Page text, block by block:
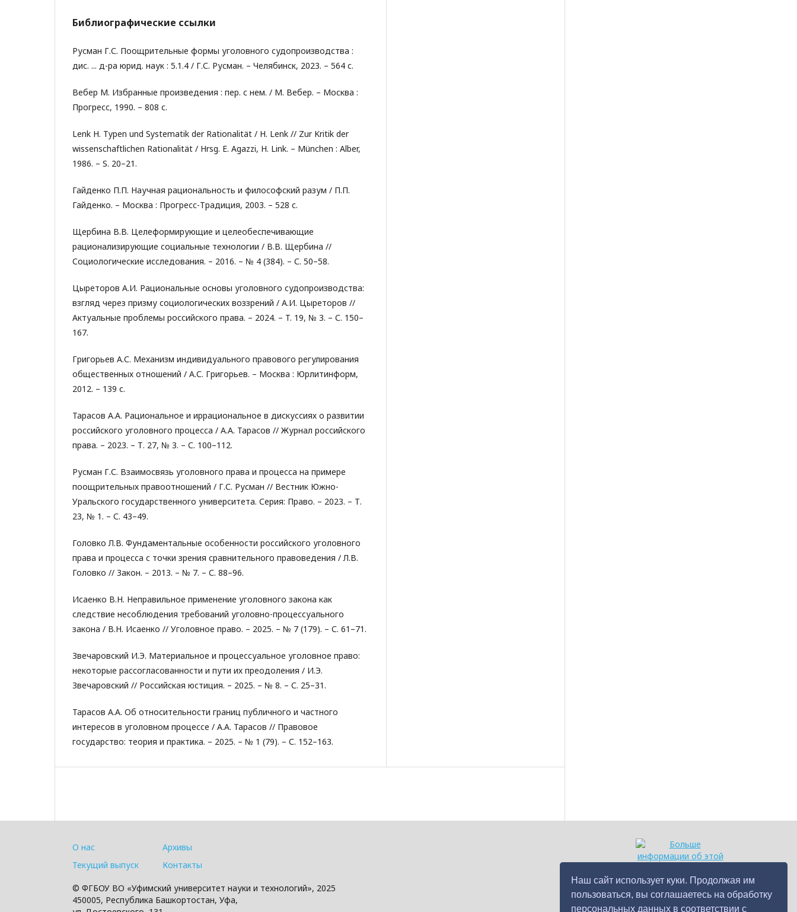
Наш сайт использует куки. Продолжая им
пользоваться, вы соглашаетесь на обработку
персональных данных в соответствии с
Библиографические ссылки
Русман Г.С. Поощрительные формы уголовного судопроизводства :
дис. ... д-ра юрид. наук : 5.1.4 / Г.С. Русман. – Челябинск, 2023. – 564 с.
Вебер М. Избранные произведения : пер. с нем. / М. Вебер. – Москва :
Прогресс, 1990. – 808 с.
Lenk H. Typen und Systematik der Rationalität / H. Lenk // Zur Kritik der
wissenschaftlichen Rationalität / Hrsg. E. Agazzi, H. Link. – München : Alber,
1986. – S. 20–21.
Гайденко П.П. Научная рациональность и философский разум / П.П.
Гайденко. – Москва : Прогресс-Традиция, 2003. – 528 с.
Щербина В.В. Целеформирующие и целеобеспечивающие
рационализирующие социальные технологии / В.В. Щербина //
Социологические исследования. – 2016. – № 4 (384). – С. 50–58.
Цыреторов А.И. Рациональные основы уголовного судопроизводства:
взгляд через призму социологических воззрений / А.И. Цыреторов //
Актуальные проблемы российского права. – 2024. – T. 19, № 3. – С. 150–
167.
Григорьев А.С. Механизм индивидуального правового регулирования
общественных отношений / А.С. Григорьев. – Москва : Юрлитинформ,
2012. – 139 с.
Тарасов А.А. Рациональное и иррациональное в дискуссиях о развитии
российского уголовного процесса / А.А. Тарасов // Журнал российского
права. – 2023. – Т. 27, № 3. – С. 100–112.
Русман Г.С. Взаимосвязь уголовного права и процесса на примере
поощрительных правоотношений / Г.С. Русман // Вестник Южно-
Уральского государственного университета. Серия: Право. – 2023. – Т.
23, № 1. – С. 43–49.
Головко Л.В. Фундаментальные особенности российского уголовного
права и процесса с точки зрения сравнительного правоведения / Л.В.
Головко // Закон. – 2013. – № 7. – С. 88–96.
Исаенко В.Н. Неправильное применение уголовного закона как
следствие несоблюдения требований уголовно-процессуального
закона / В.Н. Исаенко // Уголовное право. – 2025. – № 7 (179). – С. 61–71.
Звечаровский И.Э. Материальное и процессуальное уголовное право:
некоторые рассогласованности и пути их преодоления / И.Э.
Звечаровский // Российская юстиция. – 2025. – № 8. – С. 25–31.
Тарасов А.А. Об относительности границ публичного и частного
интересов в уголовном процессе / А.А. Тарасов // Правовое
государство: теория и практика. – 2025. – № 1 (79). – С. 152–163.
О нас
Текущий выпуск
Архивы
Контакты
© ФГБОУ ВО «Уфимский университет науки и технологий», 2025
450005, Республика Башкортостан, Уфа,